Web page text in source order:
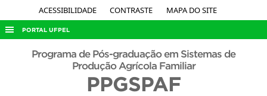
ACESSIBILIDADE CONTRASTE MAPA DO SITE
PORTAL UFPEL
ACESSO À INFORMAÇÃO
Programa de Pós-graduação em Sistemas de
Produção Agrícola Familiar
PPGSPAF